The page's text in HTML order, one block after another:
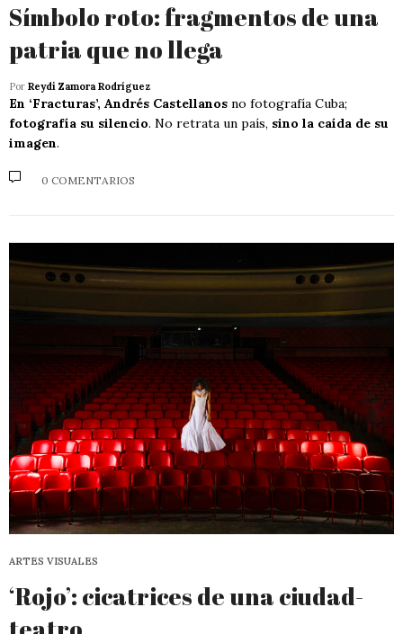
Símbolo roto: fragmentos de una
patria que no llega
Por Reydi Zamora Rodríguez
En ‘Fracturas’, Andrés Castellanos no fotografía Cuba;
fotografía su silencio. No retrata un país, sino la caída de su
imagen.
0 COMENTARIOS
ARTES VISUALES
‘Rojo’: cicatrices de una ciudad-